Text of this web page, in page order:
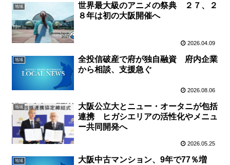
地域
世界最大級のアニメの祭典 ２７、２
８年は初の大阪開催へ
2026.04.09
地域
全投信破産で府が独自融資 府内企業
から相談、支援急ぐ
2026.08.06
地域
大阪公立大とニュー・オータニが包括
連携 ヒガシエリアの活性化やメニュ
ー共同開発へ
2026.05.25
地域
大阪中古マンション、9年で77％増